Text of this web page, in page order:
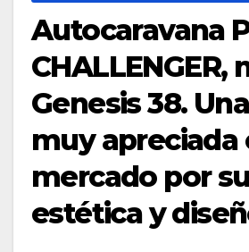
Autocaravana
CHALLENGER,
Genesis 38.
muy apreciada
mercado por
estética y